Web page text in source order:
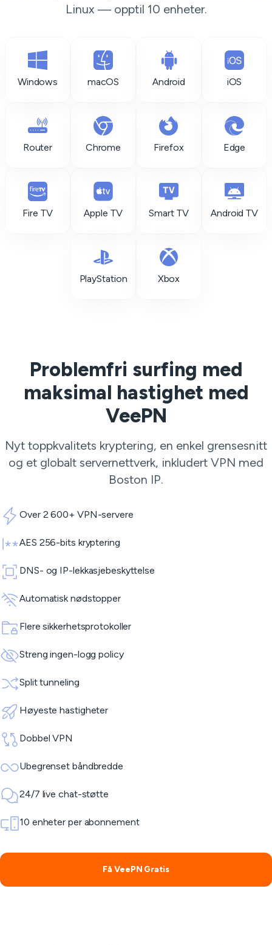
Linux — opptil 10 enheter.
Windows macOS Android iOS
Router Chrome Firefox Edge
Fire TV Apple TV Smart TV Android TV
PlayStation Xbox
Problemfri surfing med
maksimal hastighet med
VeePN
Nyt toppkvalitets kryptering, en enkel grensesnitt
og et globalt servernettverk, inkludert VPN med
Boston IP.
Over 2 600+ VPN-servere
AES 256-bits kryptering
DNS- og IP-lekkasjebeskyttelse
Automatisk nødstopper
Flere sikkerhetsprotokoller
Streng ingen-logg policy
Split tunneling
Høyeste hastigheter
Dobbel VPN
Ubegrenset båndbredde
24/7 live chat-støtte
10 enheter per abonnement
Få VeePN Gratis